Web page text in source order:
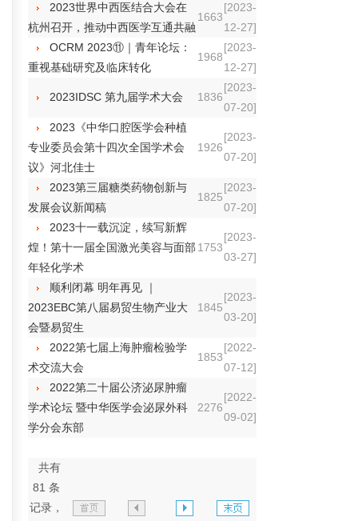
2023世界中西医结合大会在
杭州召开，推动中西医学互通共融
1663
[2023-
12-27]
OCRM 2023⑪｜青年论坛：
重视基础研究及临床转化
1968
[2023-
12-27]
2023IDSC 第九届学术大会 1836
[2023-
07-20]
2023《中华口腔医学会种植
专业委员会第十四次全国学术会
议》河北佳士
1926
[2023-
07-20]
2023第三届糖类药物创新与
发展会议新闻稿
1825
[2023-
07-20]
2023十一载沉淀，续写新辉
煌！第十一届全国激光美容与面部
年轻化学术
1753
[2023-
03-27]
顺利闭幕 明年再见 ｜
2023EBC第八届易贸生物产业大
会暨易贸生
1845
[2023-
03-20]
2022第七届上海肿瘤检验学
术交流大会
1853
[2022-
07-12]
2022第二十届公济泌尿肿瘤
学术论坛 暨中华医学会泌尿外科
学分会东部
2276
[2022-
09-02]
共有
81 条
记录，